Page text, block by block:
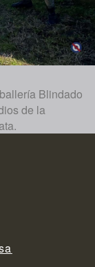
Blindado
de la